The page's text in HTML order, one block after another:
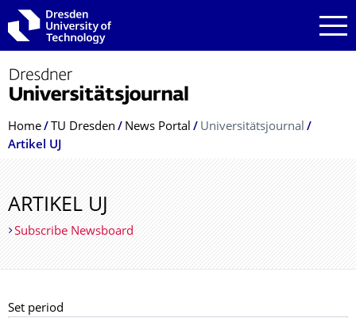
Skip to main navigation
Skip to search
Skip to content
Breadcrumb Menu
Home TU Dresden News Portal
Universitätsjournal
Artikel UJ
ARTIKEL UJ
Subscribe Newsboard
Set period